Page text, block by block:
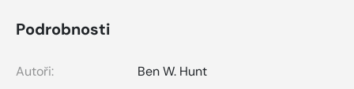
Podrobnosti
Autoři:
Ben W. Hunt